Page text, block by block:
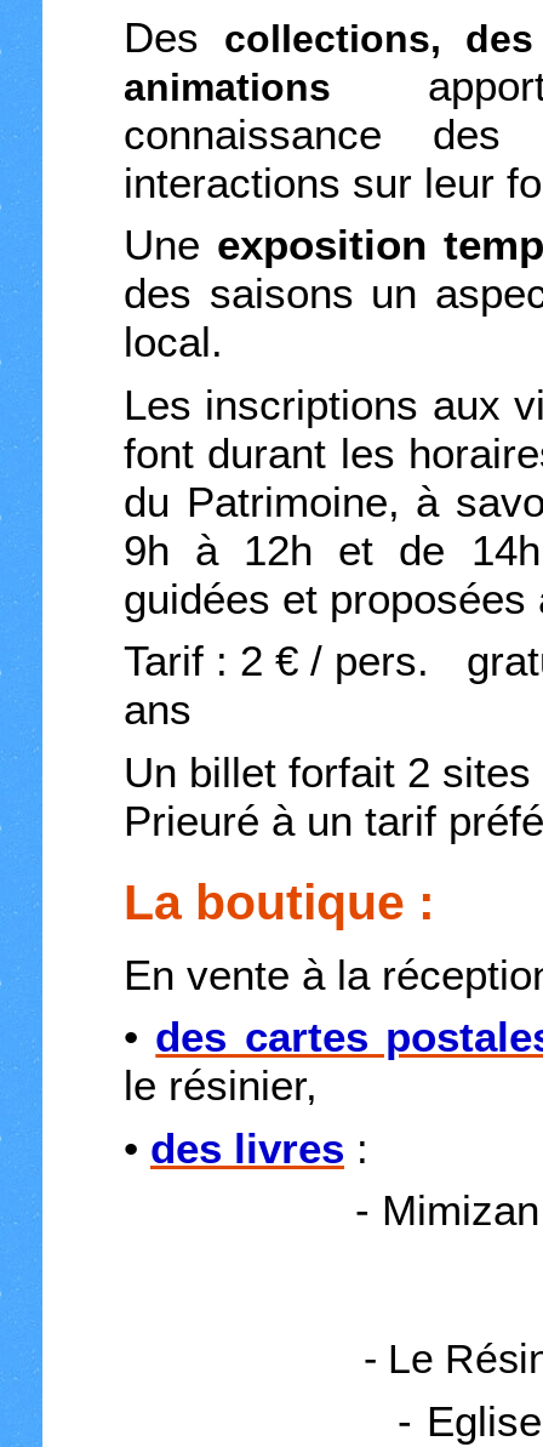
Des collections,
animations
connaissance
interactions sur leur
Une exposition
des saisons un
local.
Les inscriptions aux
font durant les
du Patrimoine, à
9h à 12h et de
guidées et
Tarif : 2 € / pers.
ans
Un billet forfait 2
Prieuré à un tarif
La boutique :
En vente à la
• des cartes
le résinier,
• des livres :
- Mimizan des
- Le Résinier
- Eglise